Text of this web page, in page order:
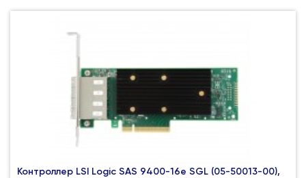
Контроллер LSI Logic SAS 9400-16e SGL (05-50013-00),